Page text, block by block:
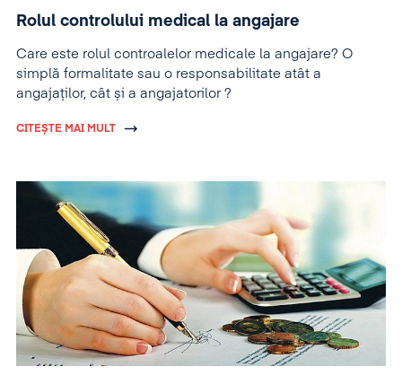
Rolul controlului medical la angajare
Care este rolul controalelor medicale la angajare? O
simplă formalitate sau o responsabilitate atât a
angajaților, cât și a angajatorilor ?
CITEȘTE MAI MULT